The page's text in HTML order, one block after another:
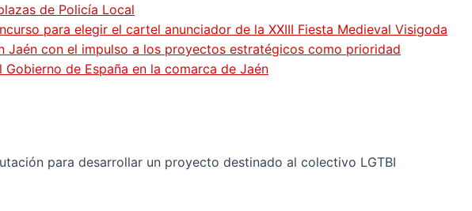
de Policía Local
para elegir el cartel anunciador de la XXIII Fiesta Medieval Visigoda
Jaén con el impulso a los proyectos estratégicos como prioridad
de España en la comarca de Jaén